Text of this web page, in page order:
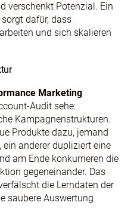
verschenkt Potenzial. Ein
dafür, dass
und sich skalieren
Marketing
Audit sehe:
Kampagnenstrukturen.
Produkte dazu, jemand
anderer dupliziert eine
am Ende konkurrieren die
gegeneinander. Das
die Lerndaten der
saubere Auswertung